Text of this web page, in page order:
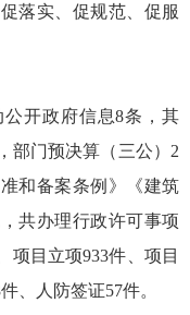
落实、促规范、促服
开政府信息8条，其
部门预决算（三公）2
和备案条例》《建筑
共办理行政许可事项
项目立项933件、项目
、人防签证57件。